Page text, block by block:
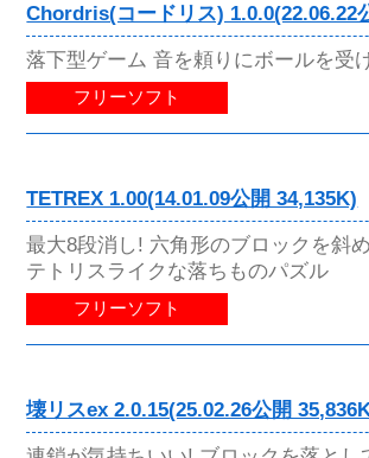
Chordris(コードリス) 1.0.0(22.06.22
落下型ゲーム 音を頼りにボールを受
フリーソフト
TETREX 1.00(14.01.09公開 34,135K)
最大8段消し! 六角形のブロックを斜
テトリスライクな落ちものパズル
フリーソフト
壊リスex 2.0.15(25.02.26公開